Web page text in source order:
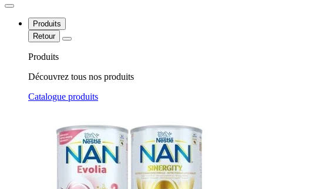
Produits
Retour
Produits
Découvrez tous nos produits
Catalogue produits